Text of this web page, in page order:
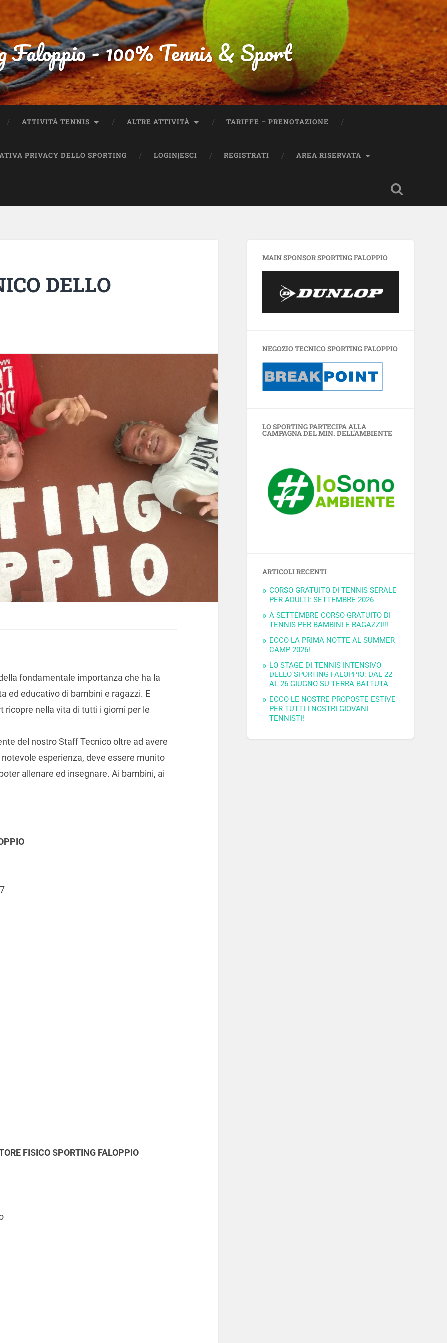
Faloppio - 100% Tennis & Sport
ATTIVITÀ TENNIS ALTRE ATTIVITÀ TARIFFE – PRENOTAZIONE
PRIVACY DELLO SPORTING LOGIN|ESCI REGISTRATI AREA RISERVATA
DELLO
fondamentale importanza che ha la
ed educativo di bambini e ragazzi. E
ricopre nella vita di tutti i giorni per le
del nostro Staff Tecnico oltre ad avere
esperienza, deve essere munito
allenare ed insegnare. Ai bambini, ai
FISICO SPORTING FALOPPIO
MAIN SPONSOR SPORTING FALOPPIO
NEGOZIO TECNICO SPORTING FALOPPIO
LO SPORTING PARTECIPA ALLA
CAMPAGNA DEL MIN. DELL’AMBIENTE
ARTICOLI RECENTI
CORSO GRATUITO DI TENNIS SERALE
PER ADULTI: SETTEMBRE 2026
A SETTEMBRE CORSO GRATUITO DI
TENNIS PER BAMBINI E RAGAZZI!!!
ECCO LA PRIMA NOTTE AL SUMMER
CAMP 2026!
LO STAGE DI TENNIS INTENSIVO
DELLO SPORTING FALOPPIO: DAL 22
AL 26 GIUGNO SU TERRA BATTUTA
ECCO LE NOSTRE PROPOSTE ESTIVE
PER TUTTI I NOSTRI GIOVANI
TENNISTI!